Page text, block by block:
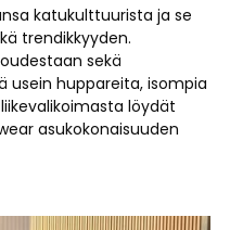
katukulttuurista ja se
trendikkyyden.
sekä
usein huppareita, isompia
löydät
asukokonaisuuden